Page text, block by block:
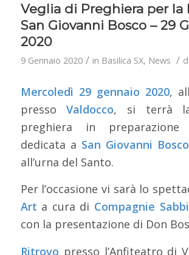
Veglia di Preghiera per la
San Giovanni Bosco – 29
2020
9 Gennaio 2020 / in Basilica SX, News /
Mercoledì 29 gennaio 2020,
pressoValdocco, si terrà
preghiera in
dedicata a San Giovanni Bosco
all’urna del Santo.
Per l’occasione vi sarà lo
Art a cura di Compagnie
con la presentazione di Don
Ritrovo presso l’Anfiteatro di